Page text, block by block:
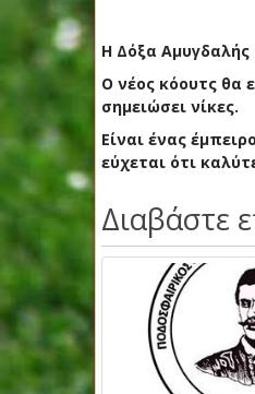
Η Δόξα Αμυγδαλής
Ο νέος κόουτς θα
σημειώσει νίκες.
Είναι ένας
εύχεται ότι
Διαβάστε